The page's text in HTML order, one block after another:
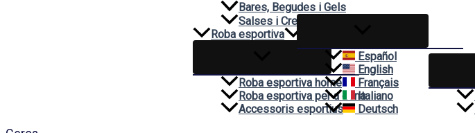
Bares, Begudes i Gels
Salses i Cremes
Roba esportiva
Roba esportiva home
Roba esportiva per a dona
Accessoris esportius
Español
English
Français
Italiano
Deutsch